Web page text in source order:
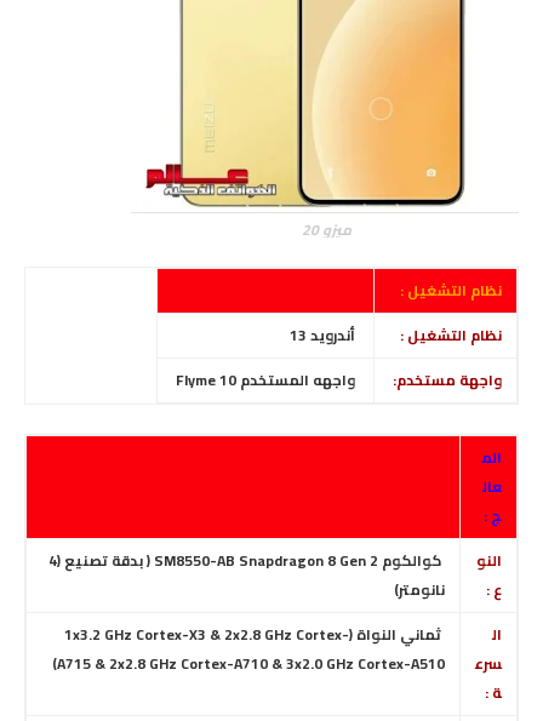
ميزو 20
نظام التشغيل :
نظام التشغيل :
أندرويد 13
واجهة مستخدم:
واجهه المستخدم Flyme 10
الم
عال
ج :
النو
ع :
كوالكوم SM8550-AB Snapdragon 8 Gen 2 ( بدقة تصنيع (4
نانومتر)
ال
سرع
ة :
ثماني النواة (1x3.2 GHz Cortex-X3 & 2x2.8 GHz Cortex-
A715 & 2x2.8 GHz Cortex-A710 & 3x2.0 GHz Cortex-A510)